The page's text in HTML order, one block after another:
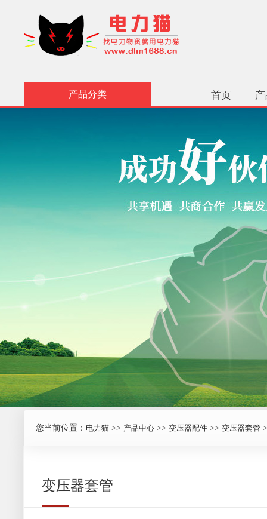
产品分类 首页
您当前位置： 电力猫 >> 产品中心 >> 变压器配件 >> 变压器套管
变压器套管